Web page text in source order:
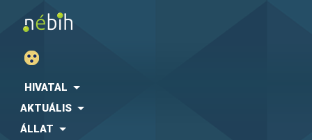
HIVATAL
AKTUÁLIS
ÁLLAT